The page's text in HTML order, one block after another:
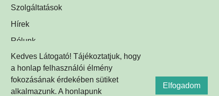
Kedves Látogató! Tájékoztatjuk, hogy
a honlap felhasználói élmény
fokozásának érdekében sütiket
alkalmazunk. A honlapunk
Elfogadom
Szolgáltatások
Hírek
Rólunk
Kapcsolat
KAPCSOLAT